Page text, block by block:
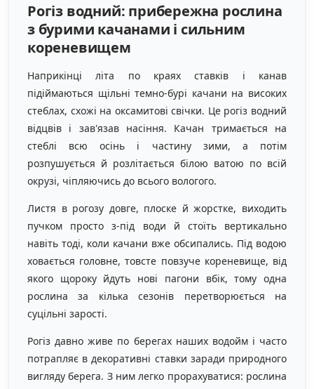
Рогіз водний: прибережна рослина
з бурими качанами і сильним
кореневищем
Наприкінці літа по краях ставків і канав
підіймаються щільні темно-бурі качани на високих
стеблах, схожі на оксамитові свічки. Це рогіз водний
відцвів і зав'язав насіння. Качан тримається на
стеблі всю осінь і частину зими, а потім
розпушується й розлітається білою ватою по всій
окрузі, чіпляючись до всього вологого.
Листя в рогозу довге, плоске й жорстке, виходить
пучком просто з-під води й стоїть вертикально
навіть тоді, коли качани вже обсипались. Під водою
ховається головне, товсте повзуче кореневище, від
якого щороку йдуть нові пагони вбік, тому одна
рослина за кілька сезонів перетворюється на
суцільні зарості.
Рогіз давно живе по берегах наших водойм і часто
потрапляє в декоративні ставки заради природного
вигляду берега. З ним легко прорахуватися: рослина